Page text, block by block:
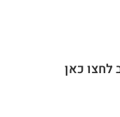
לחצו כאן